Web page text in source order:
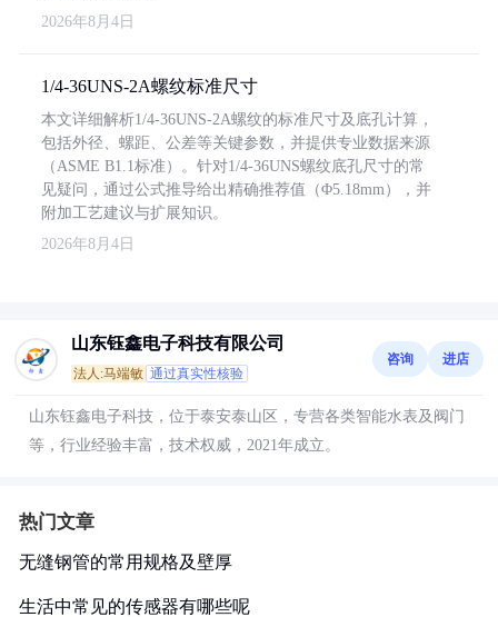
2026年8月4日
1/4-36UNS-2A螺纹标准尺寸
本文详细解析1/4-36UNS-2A螺纹的标准尺寸及底孔计算，
包括外径、螺距、公差等关键参数，并提供专业数据来源
（ASME B1.1标准）。针对1/4-36UNS螺纹底孔尺寸的常
见疑问，通过公式推导给出精确推荐值（Φ5.18mm），并
附加工艺建议与扩展知识。
2026年8月4日
山东钰鑫电子科技有限公司
法人:马端敏 通过真实性核验
咨询 进店
山东钰鑫电子科技，位于泰安泰山区，专营各类智能水表及阀门
等，行业经验丰富，技术权威，2021年成立。
热门文章
无缝钢管的常用规格及壁厚
生活中常见的传感器有哪些呢